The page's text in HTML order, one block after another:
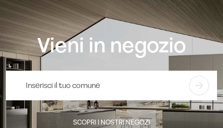
Vieni in negozio
SCOPRI I NOSTRI NEGOZI